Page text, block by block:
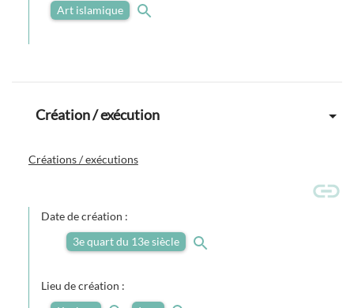
Art islamique
Création / exécution
Créations / exécutions
Date de création :
3e quart du 13e siècle
Lieu de création :